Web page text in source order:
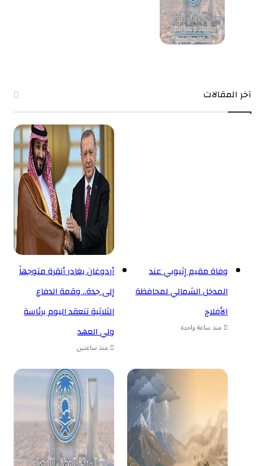
آخر المقالات
وفاة مقيم إثيوبي عند
المدخل الشمالي لمحافظة
الأفلاج
منذ ساعة واحدة
أردوغان يغادر أنقرة متوجهاً
إلى جدة.. وقمة الدفاع
الثلاثية تنعقد اليوم برئاسة
ولي العهد
منذ ساعتين